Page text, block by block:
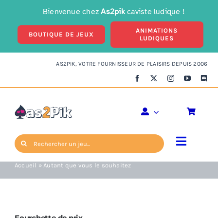
Bienvenue chezAs2pikcaviste ludique !
BOUTIQUE DE JEUX
ANIMATIONS
LUDIQUES
AS2PIK, VOTRE FOURNISSEUR DE PLAISIRS DEPUIS 2006
Toggle
Rechercher:
souhaitez
Accueil »Autant que vous le souhaitez